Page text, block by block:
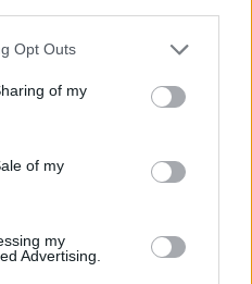
Opt Outs
of my
of my
my
Advertising.
az emelkedést
Kisebb mozgások
elmozdulásokat láthattunk
0,3 százalékkal került